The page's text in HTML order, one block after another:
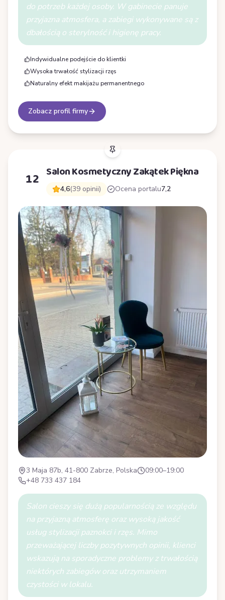
do potrzeb każdej osoby. W gabinecie panuje
przyjazna atmosfera, a zabiegi wykonywane są z
dbałością o sterylność i higienę pracy.
Indywidualne podejście do klientki
Wysoka trwałość stylizacji rzęs
Naturalny efekt makijażu permanentnego
Zobacz profil firmy
12 Salon Kosmetyczny Zakątek Piękna
4,6(39 opinii) Ocena portalu7,2
3 Maja 87b, 41-800 Zabrze, Polska
09:00–19:00
+48 733 437 184
Salon cieszy się dużą popularnością ze względu
na przyjazną atmosferę oraz wysoką jakość
usług stylizacji paznokci i rzęs. Mimo
przeważającej liczby pozytywnych opinii, klienci
wskazują na sporadyczne problemy z trwałością
niektórych zabiegów oraz utrzymaniem
czystości w lokalu.